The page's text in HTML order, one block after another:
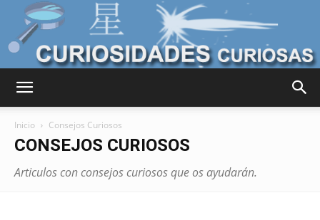
Inicio Consejos Curiosos
CONSEJOS CURIOSOS
Articulos con consejos curiosos que os ayudarán.